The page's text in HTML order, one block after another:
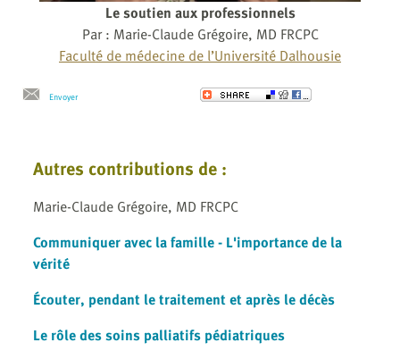
Le soutien aux professionnels
Par : Marie-Claude Grégoire, MD FRCPC
Faculté de médecine de l’Université Dalhousie
Envoyer
Autres contributions de :
Marie-Claude Grégoire, MD FRCPC
Communiquer avec la famille - L'importance de la
vérité
Écouter, pendant le traitement et après le décès
Le rôle des soins palliatifs pédiatriques